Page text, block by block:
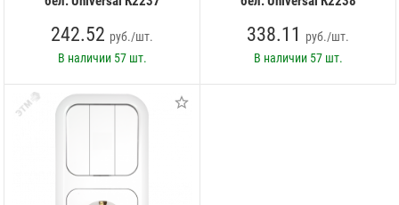
242.52 руб./шт.
В наличии 57 шт.
338.11 руб./шт.
В наличии 57 шт.